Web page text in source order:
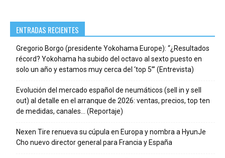
ENTRADAS RECIENTES
Gregorio Borgo (presidente Yokohama Europe): “¿Resultados
récord? Yokohama ha subido del octavo al sexto puesto en
solo un año y estamos muy cerca del ‘top 5’” (Entrevista)
Evolución del mercado español de neumáticos (sell in y sell
out) al detalle en el arranque de 2026: ventas, precios, top ten
de medidas, canales… (Reportaje)
Nexen Tire renueva su cúpula en Europa y nombra a HyunJe
Cho nuevo director general para Francia y España